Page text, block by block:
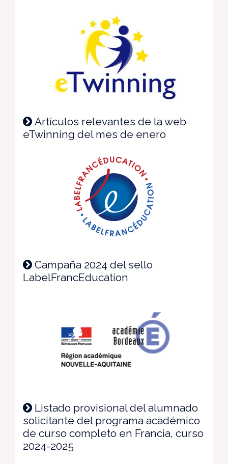
Artículos relevantes de la web
eTwinning del mes de enero
Campaña 2024 del sello
LabelFrancEducation
Listado provisional del alumnado
solicitante del programa académico
de curso completo en Francia, curso
2024-2025